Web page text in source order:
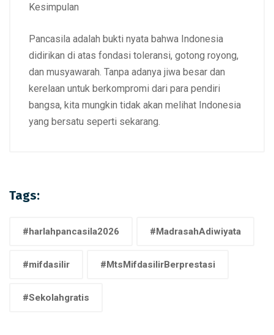
Kesimpulan
Pancasila adalah bukti nyata bahwa Indonesia
didirikan di atas fondasi toleransi, gotong royong,
dan musyawarah. Tanpa adanya jiwa besar dan
kerelaan untuk berkompromi dari para pendiri
bangsa, kita mungkin tidak akan melihat Indonesia
yang bersatu seperti sekarang.
Tags:
#harlahpancasila2026 #MadrasahAdiwiyata
#mifdasilir #MtsMifdasilirBerprestasi
#Sekolahgratis